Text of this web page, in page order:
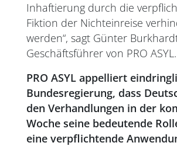
Inhaftierung durch die
Fiktion der Nichteinreise
werden“, sagt Günter
Geschäftsführer von PRO ASYL.
PRO ASYL appelliert
Bundesregierung, dass
den Verhandlungen in der
Woche seine bedeutende
eine verpflichtende